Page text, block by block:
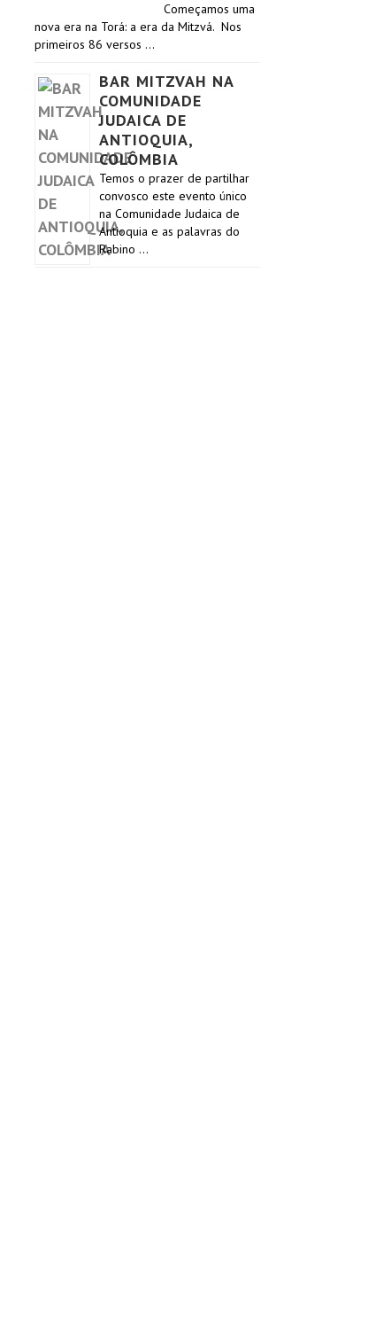
Começamos uma
nova era na Torá: a era da Mitzvá. Nos
primeiros 86 versos …
BAR MITZVAH NA
COMUNIDADE
JUDAICA DE
ANTIOQUIA,
COLÔMBIA
Temos o prazer de partilhar
convosco este evento único
na Comunidade Judaica de
Antioquia e as palavras do
Rabino …